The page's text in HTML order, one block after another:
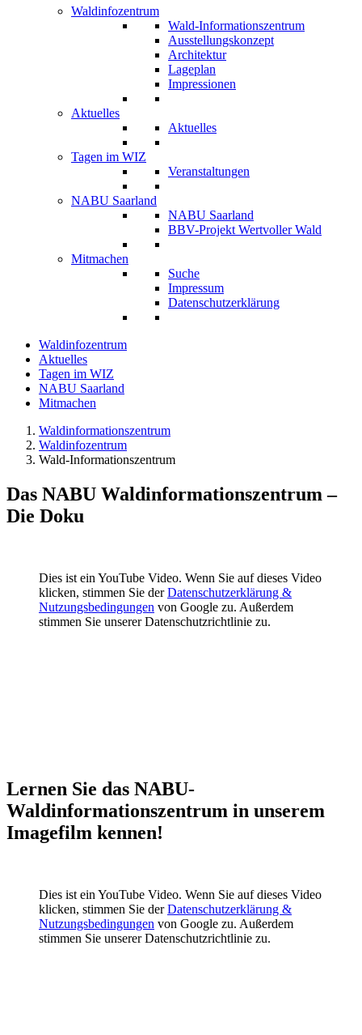
Waldinfozentrum
Wald-Informationszentrum
Ausstellungskonzept
Architektur
Lageplan
Impressionen
Aktuelles
Aktuelles
Tagen im WIZ
Veranstaltungen
NABU Saarland
NABU Saarland
BBV-Projekt Wertvoller Wald
Mitmachen
Suche
Impressum
Datenschutzerklärung
Waldinfozentrum
Aktuelles
Tagen im WIZ
NABU Saarland
Mitmachen
Waldinformationszentrum
Waldinfozentrum
Wald-Informationszentrum
Das NABU Waldinformationszentrum –
Die Doku
Dies ist ein YouTube Video. Wenn Sie auf dieses Video
klicken, stimmen Sie derDatenschutzerklärung &
Nutzungsbedingungen von Google zu. Außerdem
stimmen Sie unserer Datenschutzrichtlinie zu.
Lernen Sie das NABU-
Waldinformationszentrum in unserem
Imagefilm kennen!
Dies ist ein YouTube Video. Wenn Sie auf dieses Video
klicken, stimmen Sie derDatenschutzerklärung &
Nutzungsbedingungen von Google zu. Außerdem
stimmen Sie unserer Datenschutzrichtlinie zu.